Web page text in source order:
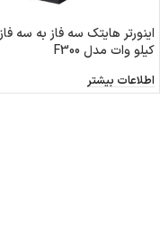
کیلو وات مدل F300
اطلاعات بیشتر